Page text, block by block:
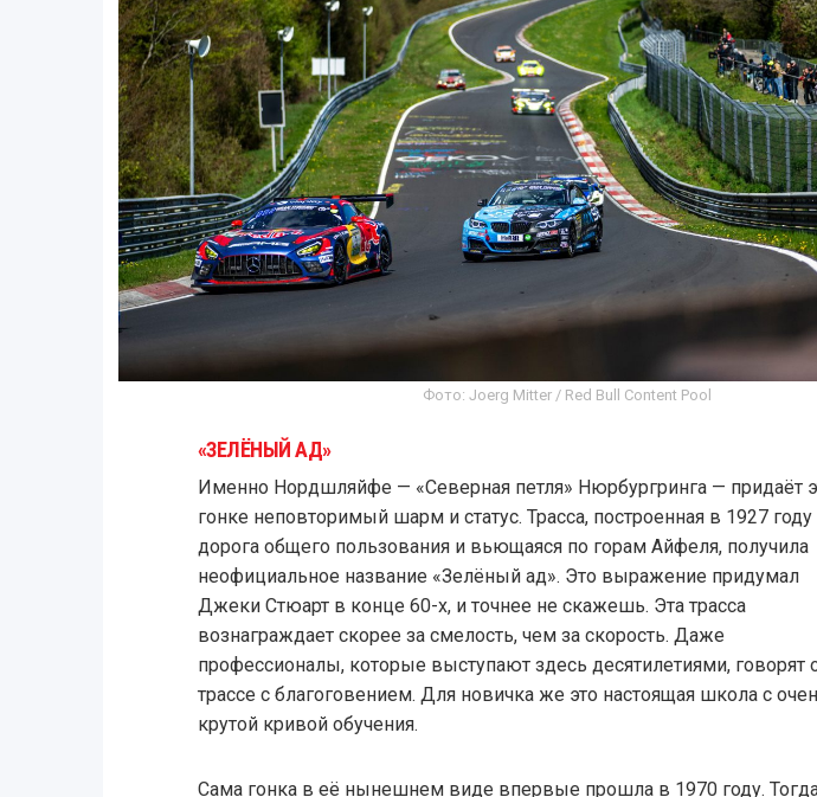
Фото: Joerg Mitter / Red Bull Content Pool
«ЗЕЛЁНЫЙ АД»
Именно Нордшляйфе — «Северная петля» Нюрбургринга — придаёт
гонке неповторимый шарм и статус. Трасса, построенная в 1927 году
дорога общего пользования и вьющаяся по горам Айфеля, получила
неофициальное название «Зелёный ад». Это выражение придумал
Джеки Стюарт в конце 60-х, и точнее не скажешь. Эта трасса
вознаграждает скорее за смелость, чем за скорость. Даже
профессионалы, которые выступают здесь десятилетиями, говорят
трассе с благоговением. Для новичка же это настоящая школа с
крутой кривой обучения.
Сама гонка в её нынешнем виде впервые прошла в 1970 году.